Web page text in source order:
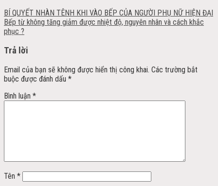
BÍ QUYẾT NHÀN TÊNH KHI VÀO BẾP CỦA NGƯỜI PHỤ NỮ HIỆN ĐẠI
Bếp từ không tăng giảm được nhiệt độ, nguyên nhân và cách khắc
phục ?
Trả lời
Email của bạn sẽ không được hiển thị công khai. Các trường bắt
buộc được đánh dấu *
Bình luận *
Tên *